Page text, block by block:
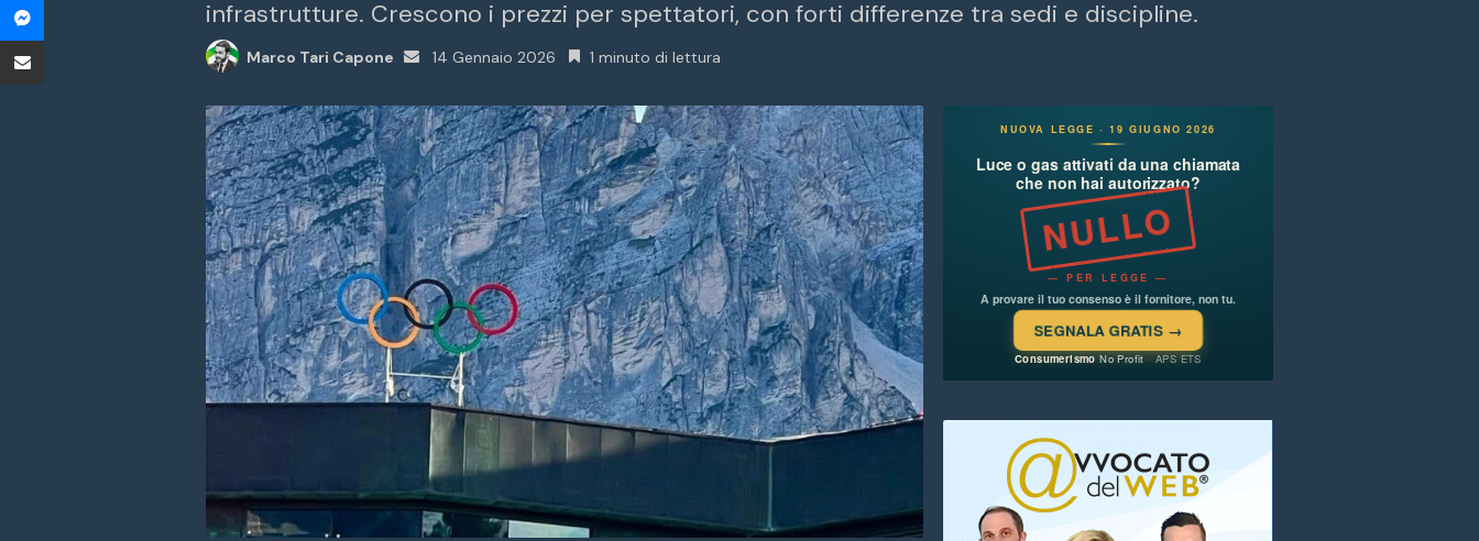
infrastrutture. Crescono i prezzi per spettatori, con forti differenze tra sedi e discipline.
Marco Tari Capone
Invia
14 Gennaio 2026 1 minuto di lettura